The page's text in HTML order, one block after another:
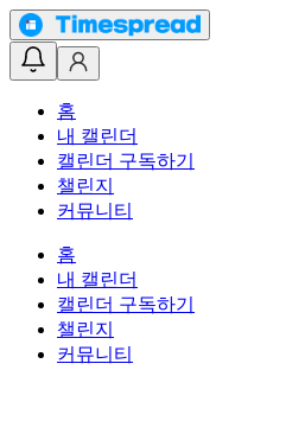
홈
내 캘린더
캘린더 구독하기
챌린지
커뮤니티
홈
내 캘린더
캘린더 구독하기
챌린지
커뮤니티